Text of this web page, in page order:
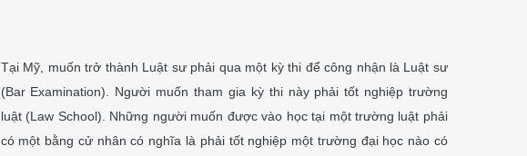
Tại Mỹ, muốn trở thành Luật sư phải qua một kỳ thi để công nhận là Luật sư
(Bar Examination). Người muốn tham gia kỳ thi này phải tốt nghiệp trường
luật (Law School). Những người muốn được vào học tại một trường luật phải
có một bằng cử nhân có nghĩa là phải tốt nghiệp một trường đại học nào có